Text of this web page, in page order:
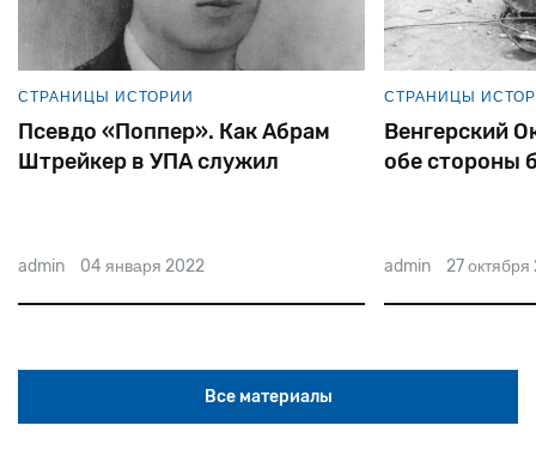
СТРАНИЦЫ ИСТОРИИ
Псевдо «Поппер». Как Абрам
Штрейкер в УПА служил
admin 04 января 2022
СТРАНИЦЫ
Венгерский
обе стороны
admin 27 октября
Все материалы